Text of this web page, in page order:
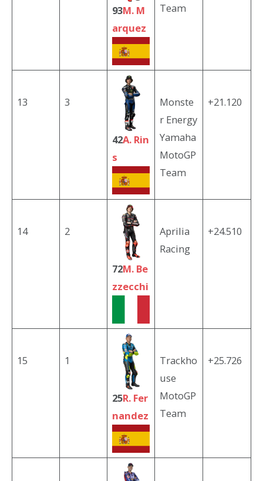
93M. M
arquez
Team
13 3
42A. Rin
s
Monste
r Energy
Yamaha
MotoGP
Team
+21.120
14 2
72M. Be
zzecchi
Aprilia
Racing
+24.510
15 1
25R. Fer
nandez
Trackho
use
MotoGP
Team
+25.726